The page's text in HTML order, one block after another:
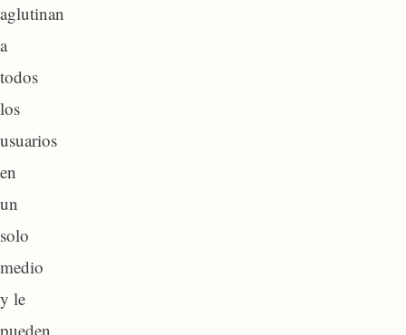
aglutinan
a
todos
los
usuarios
en
un
solo
medio
y le
pueden